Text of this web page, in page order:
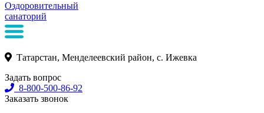
Оздоровительный
санаторий
Татарстан, Менделеевский район, с. Ижевка
Задать вопрос
8-800-500-86-92
Заказать звонок